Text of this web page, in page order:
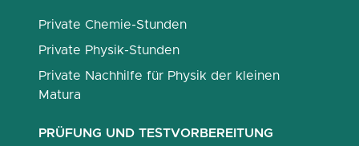
Private Chemie-Stunden
Private Physik-Stunden
Private Nachhilfe für Physik der kleinen
Matura
PRÜFUNG UND TESTVORBEREITUNG